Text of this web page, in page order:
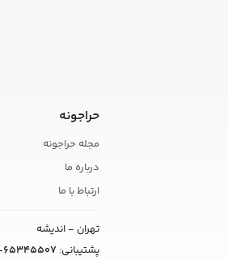
حراجونه
مجله حراجونه
درباره ما
ارتباط با ما
تهران - اندیشه
پشتیبانی: 65345507